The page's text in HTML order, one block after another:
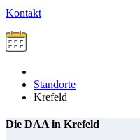
Kontakt
Standorte
Krefeld
Die DAA in Krefeld